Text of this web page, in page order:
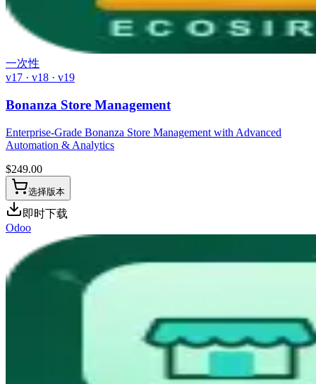
一次性
v17 · v18 · v19
Bonanza Store Management
Enterprise-Grade Bonanza Store Management with Advanced
Automation & Analytics
$249.00
选择版本
即时下载
Odoo